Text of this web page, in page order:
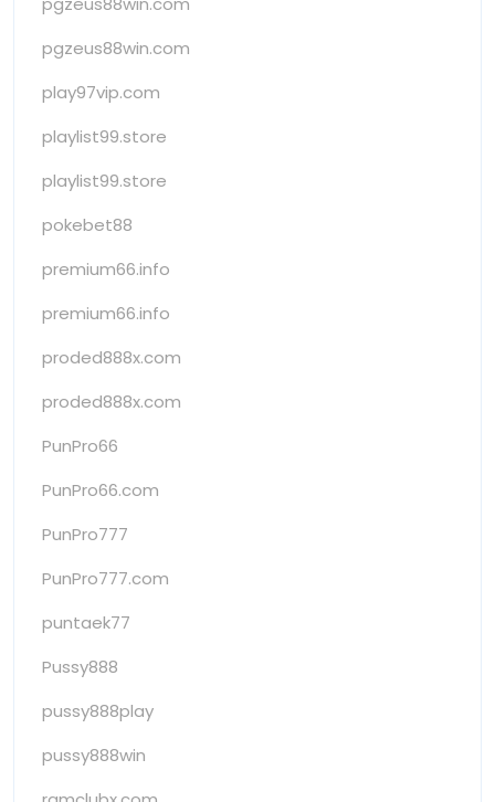
pgzeus88win.com
play97vip.com
playlist99.store
playlist99.store
pokebet88
premium66.info
premium66.info
proded888x.com
proded888x.com
PunPro66
PunPro66.com
PunPro777
PunPro777.com
puntaek77
Pussy888
pussy888play
pussy888win